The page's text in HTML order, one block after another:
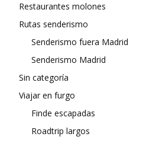
Restaurantes molones
Rutas senderismo
Senderismo fuera Madrid
Senderismo Madrid
Sin categoría
Viajar en furgo
Finde escapadas
Roadtrip largos